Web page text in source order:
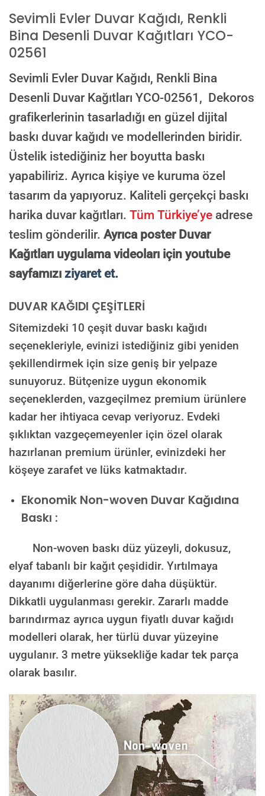
info@dekoros.com
NOTLAR
Süreç Bilgilendirmesi
onayınıza gönderilir. Onayınızdan sonra üretim yapılır.
AI TASARIMIYLA SIPARIŞ VER
ONAYINIZDAN SONRA BASKIYA GEÇILECEK
Sevimli Evler Duvar Kağıdı, Renkli
Bina Desenli Duvar Kağıtları YCO-
02561
Sevimli Evler Duvar Kağıdı, Renkli Bina
Desenli Duvar Kağıtları YCO-02561, Dekoros
grafikerlerinin tasarladığı en güzel dijital
baskı duvar kağıdı ve modellerinden biridir.
Üstelik istediğiniz her boyutta baskı
yapabiliriz. Ayrıca kişiye ve kuruma özel
tasarım da yapıyoruz. Kaliteli gerçekçi baskı
harika duvar kağıtları. Tüm Türkiye’ye adrese
teslim gönderilir. Ayrıca poster Duvar
Kağıtları uygulama videoları için youtube
sayfamızı ziyaret et.
DUVAR KAĞIDI ÇEŞİTLERİ
Sitemizdeki 10 çeşit duvar baskı kağıdı
seçenekleriyle, evinizi istediğiniz gibi yeniden
şekillendirmek için size geniş bir yelpaze
sunuyoruz. Bütçenize uygun ekonomik
seçeneklerden, vazgeçilmez premium ürünlere
kadar her ihtiyaca cevap veriyoruz. Evdeki
şıklıktan vazgeçemeyenler için özel olarak
hazırlanan premium ürünler, evinizdeki her
köşeye zarafet ve lüks katmaktadır.
Ekonomik Non-woven Duvar Kağıdına
Baskı :
Non-woven baskı düz yüzeyli, dokusuz,
elyaf tabanlı bir kağıt çeşididir. Yırtılmaya
dayanımı diğerlerine göre daha düşüktür.
Dikkatli uygulanması gerekir. Zararlı madde
barındırmaz ayrıca uygun fiyatlı duvar kağıdı
modelleri olarak, her türlü duvar yüzeyine
uygulanır. 3 metre yüksekliğe kadar tek parça
olarak basılır.